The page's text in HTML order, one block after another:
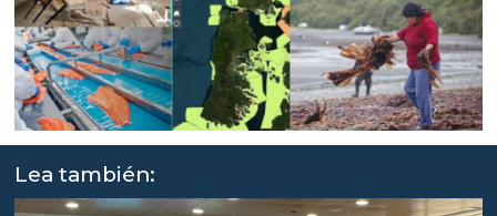
Lea también: